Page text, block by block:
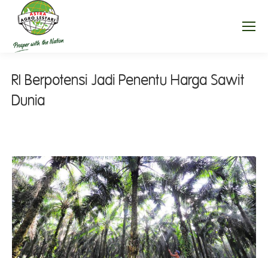
RI Berpotensi Jadi Penentu Harga Sawit
Dunia